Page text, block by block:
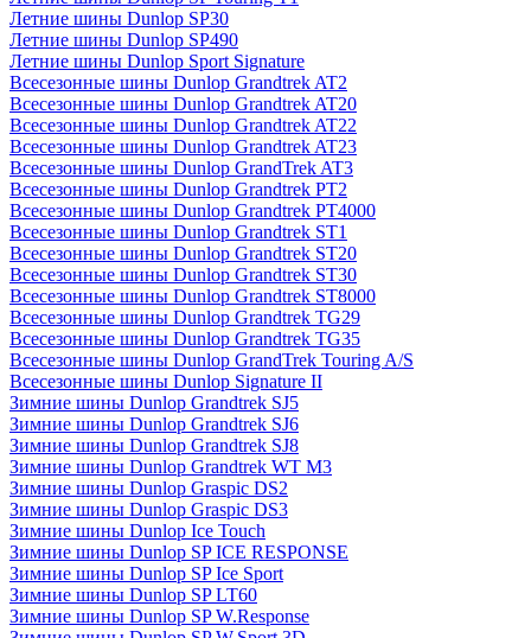
Летние шины Dunlop SP30
Летние шины Dunlop SP490
Летние шины Dunlop Sport Signature
Всесезонные шины Dunlop Grandtrek AT2
Всесезонные шины Dunlop Grandtrek AT20
Всесезонные шины Dunlop Grandtrek AT22
Всесезонные шины Dunlop Grandtrek AT23
Всесезонные шины Dunlop GrandTrek AT3
Всесезонные шины Dunlop Grandtrek PT2
Всесезонные шины Dunlop Grandtrek PT4000
Всесезонные шины Dunlop Grandtrek ST1
Всесезонные шины Dunlop Grandtrek ST20
Всесезонные шины Dunlop Grandtrek ST30
Всесезонные шины Dunlop Grandtrek ST8000
Всесезонные шины Dunlop Grandtrek TG29
Всесезонные шины Dunlop Grandtrek TG35
Всесезонные шины Dunlop GrandTrek Touring A/S
Всесезонные шины Dunlop Signature II
Зимние шины Dunlop Grandtrek SJ5
Зимние шины Dunlop Grandtrek SJ6
Зимние шины Dunlop Grandtrek SJ8
Зимние шины Dunlop Grandtrek WT M3
Зимние шины Dunlop Graspic DS2
Зимние шины Dunlop Graspic DS3
Зимние шины Dunlop Ice Touch
Зимние шины Dunlop SP ICE RESPONSE
Зимние шины Dunlop SP Ice Sport
Зимние шины Dunlop SP LT60
Зимние шины Dunlop SP W.Response